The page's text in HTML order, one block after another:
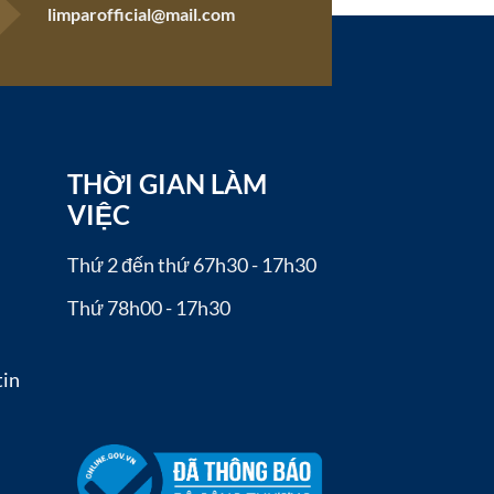
limparofficial@mail.com
THỜI GIAN LÀM
VIỆC
Thứ 2 đến thứ 67h30 - 17h30
Thứ 78h00 - 17h30